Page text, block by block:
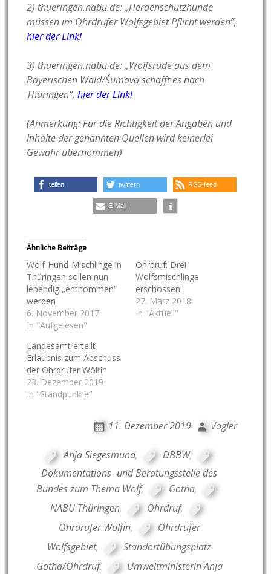
2) thueringen.nabu.de: „Herdenschutzhunde
müssen im Ohrdrufer Wolfsgebiet Pflicht werden“,
hier der Link!
3) thueringen.nabu.de: „Wolfsrüde aus dem
Bayerischen Wald/Šumava schafft es nach
Thüringen“, hier der Link!
(Anmerkung: Für die Richtigkeit der Angaben und
Inhalte der genannten Quellen wird keinerlei
Gewähr übernommen)
teilen twittern RSS-feed
E-Mail
Ähnliche Beiträge
Wolf-Hund-Mischlinge in
Thüringen sollen nun
lebendig „entnommen“
werden
6. November 2017
In "Aufgelesen"
Ohrdruf: Drei
Wolfsmischlinge
erschossen!
27. März 2018
In "Aktuell"
Landesamt erteilt
Erlaubnis zum Abschuss
der Ohrdrufer Wölfin
23. Dezember 2019
In "Standpunkte"
11. Dezember 2019 Vogler
Anja Siegesmund, DBBW,
Dokumentations- und Beratungsstelle des
Bundes zum Thema Wolf, Gotha,
NABU Thüringen, Ohrdruf,
Ohrdrufer Wölfin,
Ohrdrufer
Wolfsgebiet,
Standortübungsplatz
Gotha/Ohrdruf,
Umweltministerin Anja